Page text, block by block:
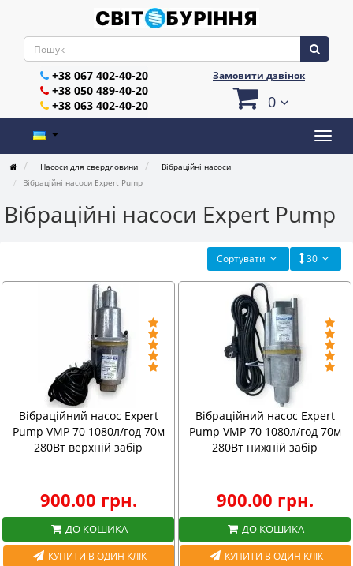
+38 067 402-40-20
+38 050 489-40-20
+38 063 402-40-20
Замовити дзвінок
0
Насоси для свердловини
Вібраційні насоси
Вібраційні насоси Expert Pump
Вібраційні насоси Expert Pump
Сортувати 30
Вібраційний насос Expert
Pump VMP 70 1080л/год 70м
280Вт верхній забір
900.00 грн.
ДО КОШИКА
КУПИТИ В ОДИН КЛІК
Вібраційний насос Expert
Pump VMP 70 1080л/год 70м
280Вт нижній забір
900.00 грн.
ДО КОШИКА
КУПИТИ В ОДИН КЛІК